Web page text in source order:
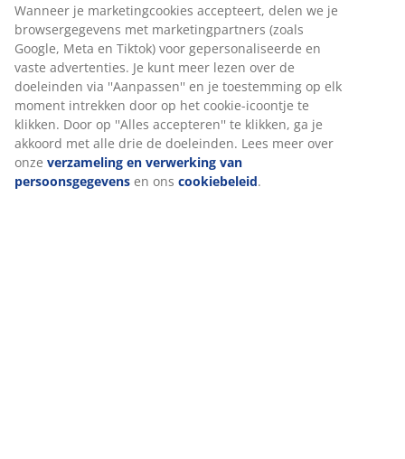
Wanneer je marketingcookies accepteert, delen we je
browsergegevens met marketingpartners (zoals
Google, Meta en Tiktok) voor gepersonaliseerde en
vaste advertenties. Je kunt meer lezen over de
doeleinden via ''Aanpassen'' en je toestemming op elk
moment intrekken door op het cookie-icoontje te
klikken. Door op ''Alles accepteren'' te klikken, ga je
akkoord met alle drie de doeleinden. Lees meer over
onze verzameling en verwerking van
persoonsgegevens en ons cookiebeleid.